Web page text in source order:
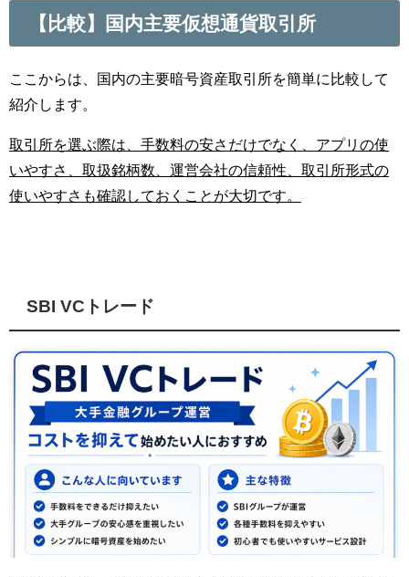
【比較】国内主要仮想通貨取引所
ここからは、国内の主要暗号資産取引所を簡単に比較して
紹介します。
取引所を選ぶ際は、手数料の安さだけでなく、アプリの使
いやすさ、取扱銘柄数、運営会社の信頼性、取引所形式の
使いやすさも確認しておくことが大切です。
SBI VCトレード